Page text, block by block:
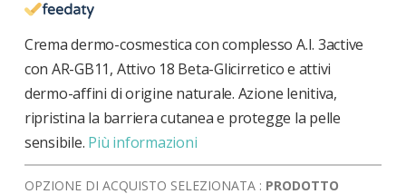
Crema dermo-cosmestica con complesso A.I. 3active
con AR-GB11, Attivo 18 Beta-Glicirretico e attivi
dermo-affini di origine naturale. Azione lenitiva,
ripristina la barriera cutanea e protegge la pelle
sensibile. Più informazioni
OPZIONE DI ACQUISTO SELEZIONATA : PRODOTTO